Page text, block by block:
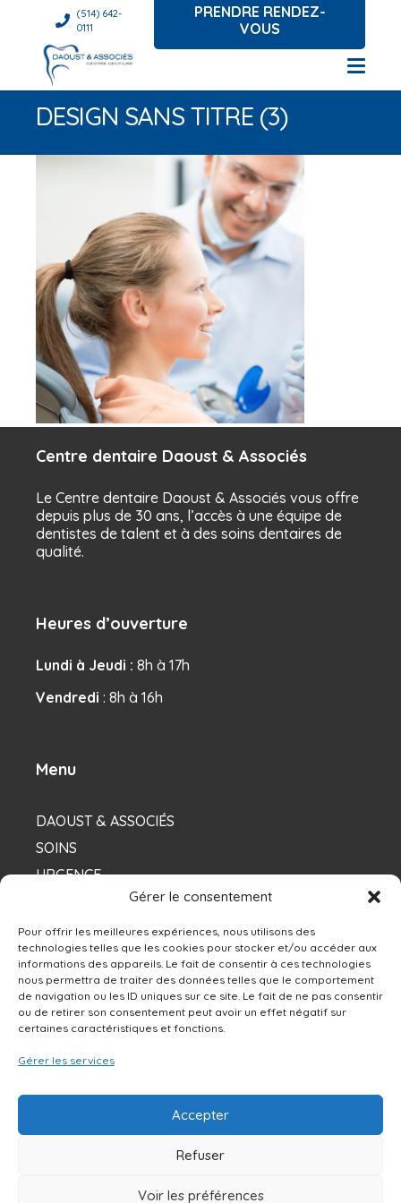
Gérer le consentement
Pour offrir les meilleures expériences, nous utilisons des
technologies telles que les cookies pour stocker et/ou accéder aux
informations des appareils. Le fait de consentir à ces technologies
nous permettra de traiter des données telles que le comportement
de navigation ou les ID uniques sur ce site. Le fait de ne pas consentir
ou de retirer son consentement peut avoir un effet négatif sur
certaines caractéristiques et fonctions.
Gérer les services
Accepter
Refuser
Voir les préférences
(514) 642-
0111
PRENDRE RENDEZ-
VOUS
DESIGN SANS TITRE (3)
Centre dentaire Daoust & Associés
Le Centre dentaire Daoust & Associés vous offre
depuis plus de 30 ans, l’accès à une équipe de
dentistes de talent et à des soins dentaires de
qualité.
Heures d’ouverture
Lundi à Jeudi : 8h à 17h
Vendredi : 8h à 16h
Menu
DAOUST & ASSOCIÉS
SOINS
URGENCE
NOS DENTISTES
Contacts
13250 rue Sherbrooke Est, Montréal, QC H1A